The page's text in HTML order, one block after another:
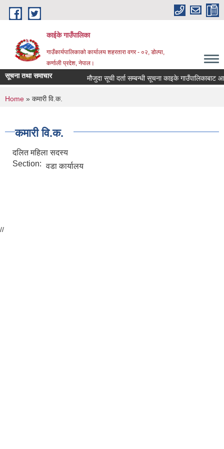
Skip to main content
काईके गाउँपालिका
गाउँकार्यपालिकाको कार्यालय शहरतारा वगर - ०२, डोल्पा,
कर्णाली प्रदेश, नेपाल।
सूचना तथा समाचार मौजुदा सूची दर्ता सम्बन्धी सूचना काइके
You are here
Home » कमारी वि.क.
कमारी वि.क.
दलित महिला सदस्य
Section: वडा कार्यालय
//